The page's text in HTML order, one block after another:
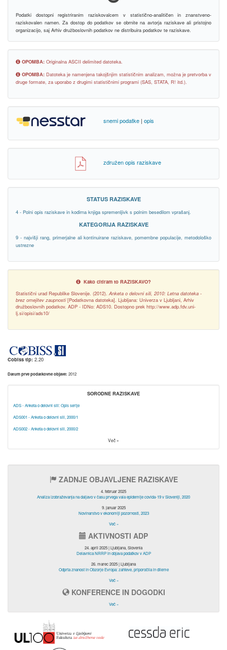
Podatki dostopni registriranim raziskovalcem v statistično-analitičen in znanstveno-
raziskovalen namen. Za dostop do podatkov se obrnite na avtorja raziskave ali pristojno
organizacijo, saj Arhiv družboslovnih podatkov ne distribuira podatkov te raziskave.
OPOMBA: Originalna ASCII delimited datoteka.
OPOMBA: Datoteka je namenjena takojšnjim statističnim analizam, možna je pretvorba v
druge formate, za uporabo z drugimi statističnimi programi (SAS, STATA, R! itd.).
snemi podatke |opis
združen opis raziskave
STATUS RAZISKAVE
4 - Polni opis raziskave in kodirna knjiga spremenljivk s polnim besedilom vprašanj.
KATEGORIJA RAZISKAVE
9 - najvišji rang, primerjalne ali kontinuirane raziskave, pomembne populacije, metodološko
ustrezne
Kako citiram to RAZISKAVO?
Statistični urad Republike Slovenije. (2012). Anketa o delovni sili, 2010: Letna datoteka -
brez omejitev zaupnosti[Podatkovna datoteka]. Ljubljana: Univerza v Ljubljani, Arhiv
družboslovnih podatkov. ADP - IDNo: ADS10. Dostopno prek http://www.adp.fdv.uni-
lj.si/opisi/ads10/
Cobiss tip: 2.20
Datum prve podatkovne objave: 2012
SORODNE RAZISKAVE
ADS - Anketa o delovni sili: Opis serije
ADS001 - Anketa o delovni sili, 2000/1
ADS002 - Anketa o delovni sili, 2000/2
Več »
ZADNJE OBJAVLJENE RAZISKAVE
4. februar 2025
Analiza izobraževanja na daljavo v času prvega vala epidemije covida-19 v Sloveniji, 2020
9. januar 2025
Novinarstvo v ekonomiji pozornosti, 2023
Več »
AKTIVNOSTI ADP
24. april 2025 | Ljubljana, Slovenia
Delavnica NRRP in objava podatkov v ADP
26. marec 2025 | Ljubljana
Odprta znanost in Obzorje Evropa: zahteve, priporočila in dileme
Več »
KONFERENCE IN DOGODKI
Več »